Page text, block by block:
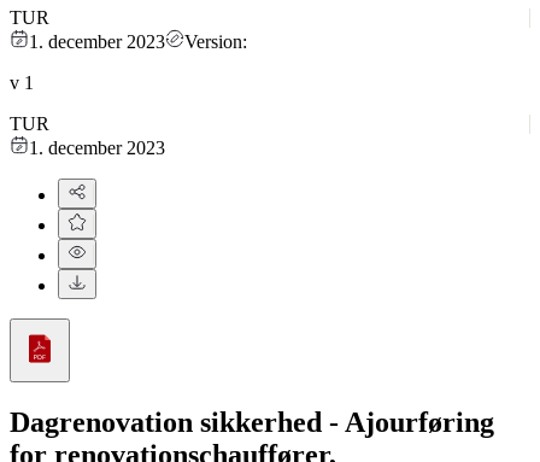
TUR
1. december 2023
Version:
v 1
TUR
1. december 2023
Dagrenovation sikkerhed - Ajourføring
for renovationschauffører,